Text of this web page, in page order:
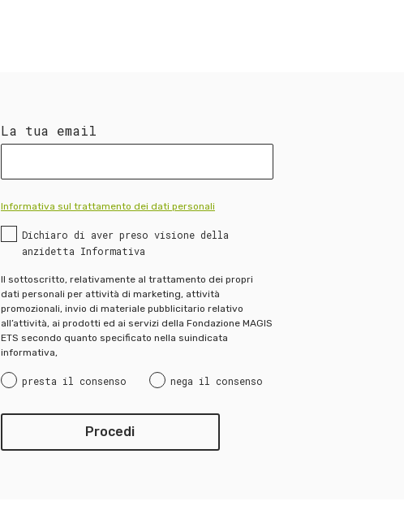
La tua email
Informativa sul trattamento dei dati personali
Dichiaro di aver preso visione della
anzidetta Informativa
Il sottoscritto, relativamente al trattamento dei propri
dati personali per attività di marketing, attività
promozionali, invio di materiale pubblicitario relativo
all’attività, ai prodotti ed ai servizi della Fondazione MAGIS
ETS secondo quanto specificato nella suindicata
informativa,
presta il consenso nega il consenso